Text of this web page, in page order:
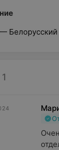
1